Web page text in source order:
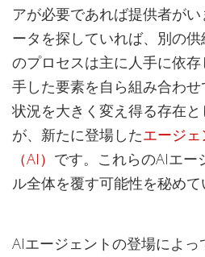
アが必要であれば提供者が
ータを探していれば、別の
のプロセスは主に人手に依
手した要素を自ら組み合わ
状況を大きく変え得る存在
が、新たに登場したエージ
（AI） です。これらのAIエ
ル全体を覆す可能性を秘めて
AIエージェントの登場によっ